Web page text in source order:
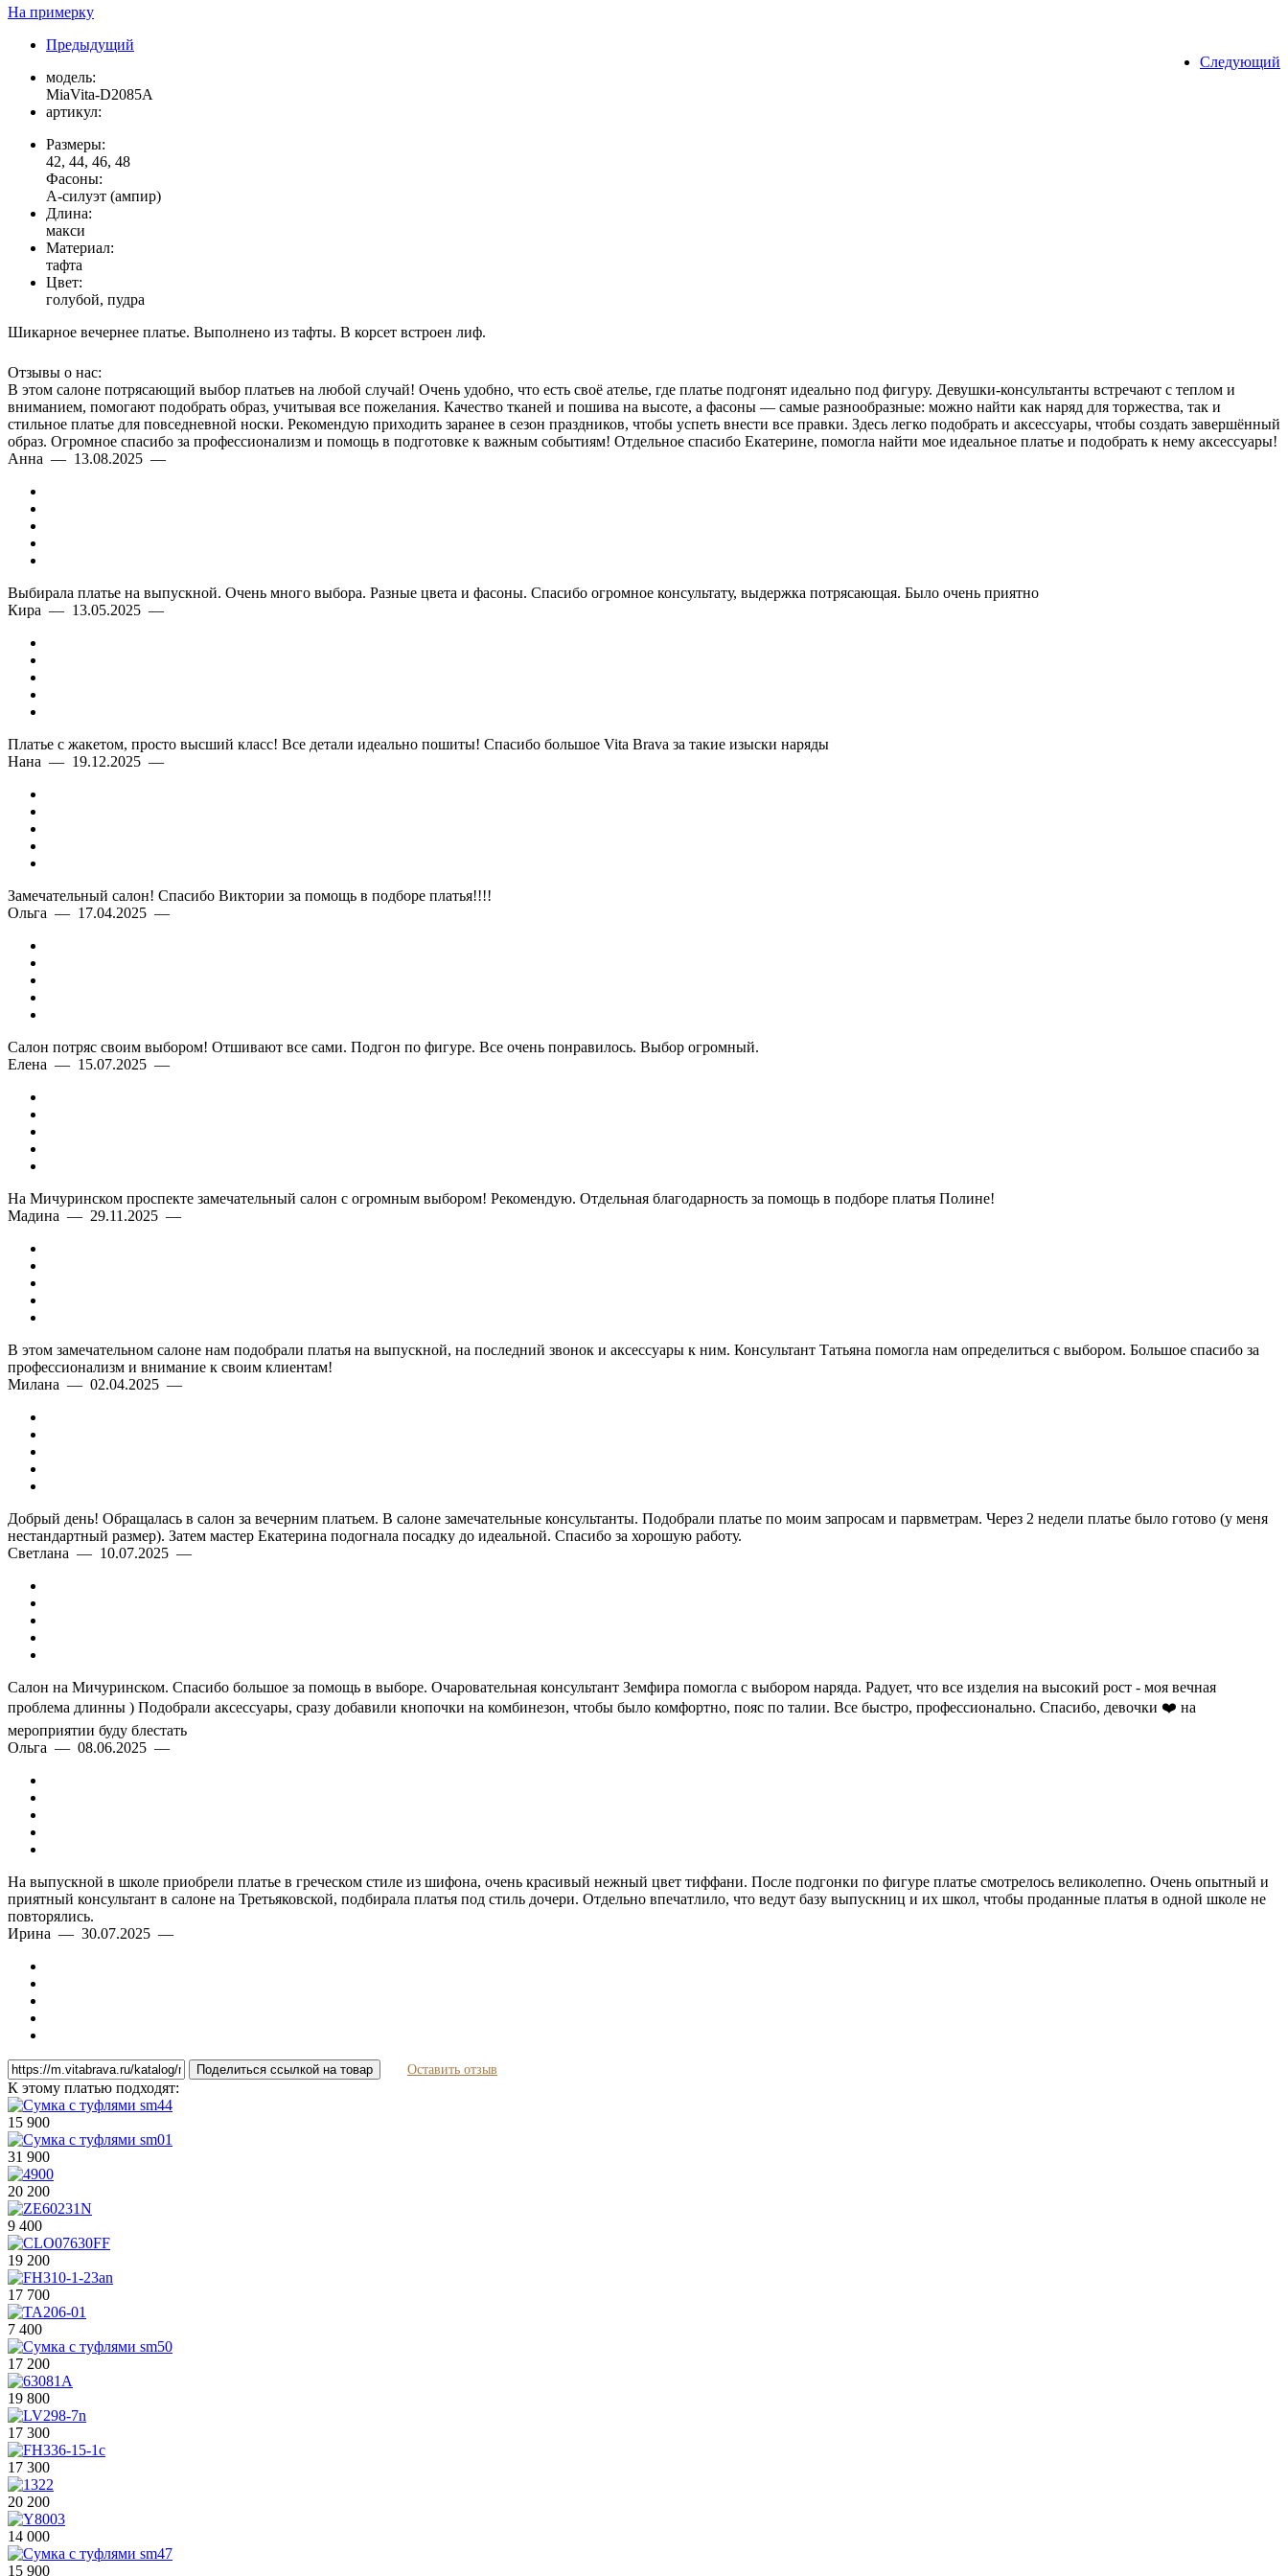
На примерку
Предыдущий
Следующий
модель:
MiaVita-D2085A
артикул:
Размеры:
42, 44, 46, 48
Фасоны:
А-силуэт (ампир)
Длина:
макси
Материал:
тафта
Цвет:
голубой, пудра
Шикарное вечернее платье. Выполнено из тафты. В корсет встроен лиф.
Отзывы о нас:
В этом салоне потрясающий выбор платьев на любой случай! Очень удобно, что есть своё ателье, где платье подгонят идеально под фигуру. Девушки-консультанты встречают с теплом и
вниманием, помогают подобрать образ, учитывая все пожелания. Качество тканей и пошива на высоте, а фасоны — самые разнообразные: можно найти как наряд для торжества, так и
стильное платье для повседневной носки. Рекомендую приходить заранее в сезон праздников, чтобы успеть внести все правки. Здесь легко подобрать и аксессуары, чтобы создать завершённый
образ. Огромное спасибо за профессионализм и помощь в подготовке к важным событиям! Отдельное спасибо Екатерине, помогла найти мое идеальное платье и подобрать к нему аксессуары!
Анна — 13.08.2025 —
Выбирала платье на выпускной. Очень много выбора. Разные цвета и фасоны. Спасибо огромное консультату, выдержка потрясающая. Было очень приятно
Кира — 13.05.2025 —
Платье с жакетом, просто высший класс! Все детали идеально пошиты! Спасибо большое Vita Brava за такие изыски наряды
Нана — 19.12.2025 —
Замечательный салон! Спасибо Виктории за помощь в подборе платья!!!!
Ольга — 17.04.2025 —
Салон потряс своим выбором! Отшивают все сами. Подгон по фигуре. Все очень понравилось. Выбор огромный.
Елена — 15.07.2025 —
На Мичуринском проспекте замечательный салон с огромным выбором! Рекомендую. Отдельная благодарность за помощь в подборе платья Полине!
Мадина — 29.11.2025 —
В этом замечательном салоне нам подобрали платья на выпускной, на последний звонок и аксессуары к ним. Консультант Татьяна помогла нам определиться с выбором. Большое спасибо за
профессионализм и внимание к своим клиентам!
Милана — 02.04.2025 —
Добрый день! Обращалась в салон за вечерним платьем. В салоне замечательные консультанты. Подобрали платье по моим запросам и парвметрам. Через 2 недели платье было готово (у меня
нестандартный размер). Затем мастер Екатерина подогнала посадку до идеальной. Спасибо за хорошую работу.
Светлана — 10.07.2025 —
Салон на Мичуринском. Спасибо большое за помощь в выборе. Очаровательная консультант Земфира помогла с выбором наряда. Радует, что все изделия на высокий рост - моя вечная
проблема длинны ) Подобрали аксессуары, сразу добавили кнопочки на комбинезон, чтобы было комфортно, пояс по талии. Все быстро, профессионально. Спасибо, девочки ❤️ на
мероприятии буду блестать
Ольга — 08.06.2025 —
На выпускной в школе приобрели платье в греческом стиле из шифона, очень красивый нежный цвет тиффани. После подгонки по фигуре платье смотрелось великолепно. Очень опытный и
приятный консультант в салоне на Третьяковской, подбирала платья под стиль дочери. Отдельно впечатлило, что ведут базу выпускниц и их школ, чтобы проданные платья в одной школе не
повторялись.
Ирина — 30.07.2025 —
Поделиться ссылкой на товар Оставить отзыв
К этому платью подходят:
15 900
31 900
20 200
9 400
19 200
17 700
7 400
17 200
19 800
17 300
17 300
20 200
14 000
15 900